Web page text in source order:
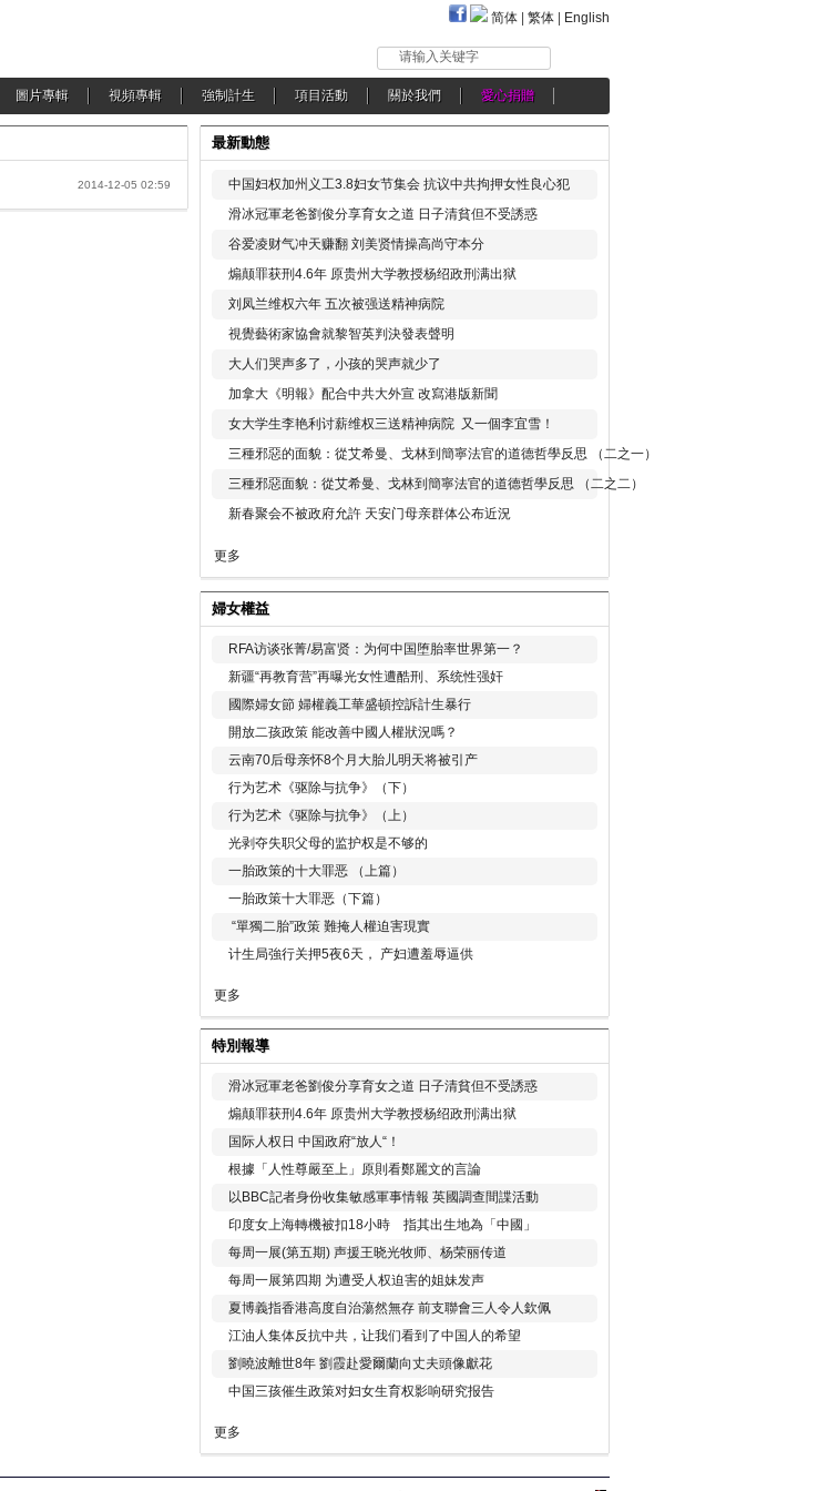
简体 繁体 English
请输入关键字
圖片專輯 視頻專輯 強制計生 項目活動 關於我們 愛心捐贈
2014-12-05 02:59
最新動態
中国妇权加州义工3.8妇女节集会 抗议中共拘押女性良心犯
滑冰冠軍老爸劉俊分享育女之道 日子清貧但不受誘惑
谷爱凌财气冲天赚翻 刘美贤情操高尚守本分
煽颠罪获刑4.6年 原贵州大学教授杨绍政刑满出狱
刘凤兰维权六年 五次被强送精神病院
視覺藝術家協會就黎智英判決發表聲明
大人们哭声多了，小孩的哭声就少了
加拿大《明報》配合中共大外宣 改寫港版新聞
女大学生李艳利讨薪维权三送精神病院 又一個李宜雪！
三種邪惡的面貌：從艾希曼、戈林到簡寧法官的道德哲學反思 （二之一）
三種邪惡面貌：從艾希曼、戈林到簡寧法官的道德哲學反思 （二之二）
新春聚会不被政府允許 天安门母亲群体公布近況
更多
婦女權益
RFA访谈张菁/易富贤：为何中国堕胎率世界第一？
新疆“再教育营”再曝光女性遭酷刑、系统性强奸
國際婦女節 婦權義工華盛頓控訴計生暴行
開放二孩政策 能改善中國人權狀況嗎？
云南70后母亲怀8个月大胎儿明天将被引产
行为艺术《驱除与抗争》（下）
行为艺术《驱除与抗争》（上）
光剥夺失职父母的监护权是不够的
一胎政策的十大罪恶 （上篇）
一胎政策十大罪恶（下篇）
“單獨二胎”政策 難掩人權迫害現實
计生局強行关押5夜6天， 产妇遭羞辱逼供
更多
特別報導
滑冰冠軍老爸劉俊分享育女之道 日子清貧但不受誘惑
煽颠罪获刑4.6年 原贵州大学教授杨绍政刑满出狱
国际人权日 中国政府“放人“！
根據「人性尊嚴至上」原則看鄭麗文的言論
以BBC記者身份收集敏感軍事情報 英國調查間諜活動
印度女上海轉機被扣18小時 指其出生地為「中國」
每周一展(第五期) 声援王晓光牧师、杨荣丽传道
每周一展第四期 为遭受人权迫害的姐妹发声
夏博義指香港高度自治蕩然無存 前支聯會三人令人欽佩
江油人集体反抗中共，让我们看到了中国人的希望
劉曉波離世8年 劉霞赴愛爾蘭向丈夫頭像獻花
中国三孩催生政策对妇女生育权影响研究报告
更多